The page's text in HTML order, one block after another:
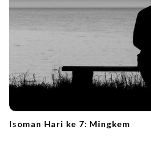
Isoman Hari ke 7: Mingkem